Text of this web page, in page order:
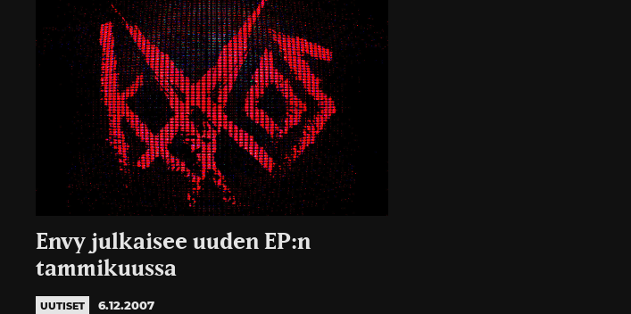
Envy julkaisee uuden EP:n
tammikuussa
UUTISET 6.12.2007